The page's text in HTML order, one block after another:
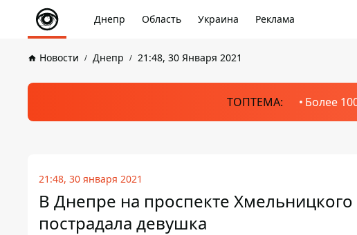
Днепр Область Украина Реклама
Новости Днепр 21:48, 30 Января 2021
ТОПТЕМА: Более
21:48, 30 января 2021
В Днепре на проспекте
пострадала девушка